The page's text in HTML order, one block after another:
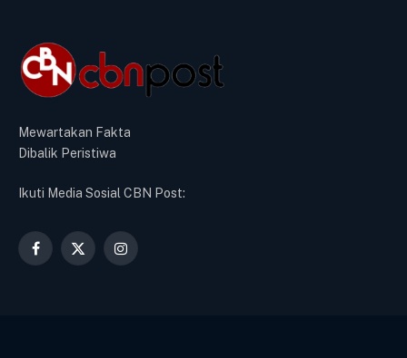
Mewartakan Fakta
Dibalik Peristiwa
Ikuti Media Sosial CBN Post:
Facebook
X
Instagram